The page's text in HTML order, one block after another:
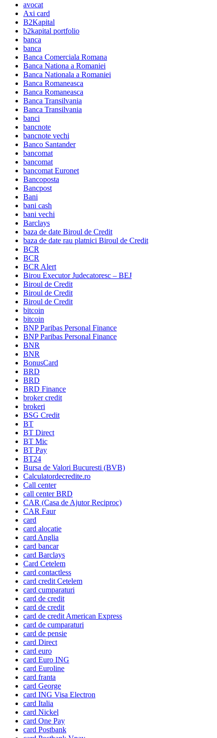
avocat
Axi card
B2Kapital
b2kapital portfolio
banca
banca
Banca Comerciala Romana
Banca Nationa a Romaniei
Banca Nationala a Romaniei
Banca Romaneasca
Banca Romaneasca
Banca Transilvania
Banca Transilvania
banci
bancnote
bancnote vechi
Banco Santander
bancomat
bancomat
bancomat Euronet
Bancoposta
Bancpost
Bani
bani cash
bani vechi
Barclays
baza de date Biroul de Credit
baza de date rau platnici Biroul de Credit
BCR
BCR
BCR Alert
Birou Executor Judecatoresc – BEJ
Biroul de Credit
Biroul de Credit
Biroul de Credit
bitcoin
bitcoin
BNP Paribas Personal Finance
BNP Paribas Personal Finance
BNR
BNR
BonusCard
BRD
BRD
BRD Finance
broker credit
brokeri
BSG Credit
BT
BT Direct
BT Mic
BT Pay
BT24
Bursa de Valori Bucuresti (BVB)
Calculatordecredite.ro
Call center
call center BRD
CAR (Casa de Ajutor Reciproc)
CAR Faur
card
card alocatie
card Anglia
card bancar
card Barclays
Card Cetelem
card contactless
card credit Cetelem
card cumparaturi
card de credit
card de credit
card de credit American Express
card de cumparaturi
card de pensie
card Direct
card euro
card Euro ING
card Euroline
card franta
card George
card ING Visa Electron
card Italia
card Nickel
card One Pay
card Postbank